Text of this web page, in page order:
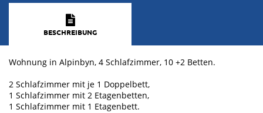
BESCHREIBUNG
Wohnung in Alpinbyn, 4 Schlafzimmer, 10 +2 Betten.
2 Schlafzimmer mit je 1 Doppelbett,
1 Schlafzimmer mit 2 Etagenbetten,
1 Schlafzimmer mit 1 Etagenbett.